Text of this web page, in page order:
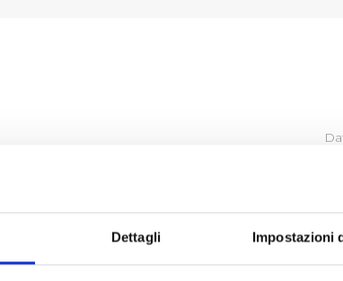
Dettagli Impostazioni
attraverso quattro specifici